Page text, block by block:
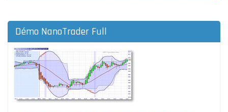
Démo NanoTrader Full